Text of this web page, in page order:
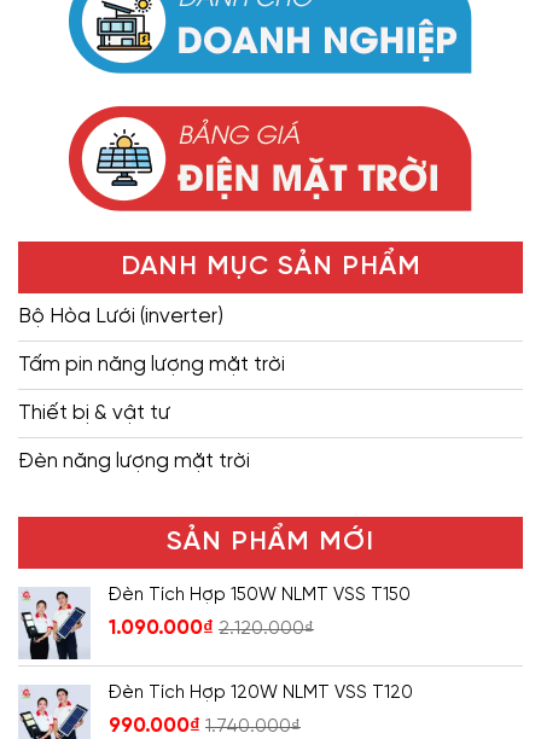
DANH MỤC SẢN PHẨM
Bộ Hòa Lưới (inverter)
Tấm pin năng lượng mặt trời
Thiết bị & vật tư
Đèn năng lượng mặt trời
SẢN PHẨM MỚI
Đèn Tích Hợp 150W NLMT VSS T150
1.090.000₫ 2.120.000₫
Đèn Tích Hợp 120W NLMT VSS T120
990.000₫ 1.740.000₫